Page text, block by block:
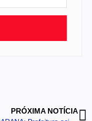
PRÓXIMA NOTÍCIA